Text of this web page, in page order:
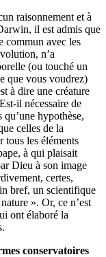
raisonnement et à
il est admis que
commun avec les
n’a
(ou touché un
que vous voudrez)
à dire une créature
il nécessaire de
qu’une hypothèse,
celles de la
tous les éléments
à qui plaisait
Dieu à son image
certes,
bref, un scientifique
». Or, ce n’est
ont élaboré la
conservatoires